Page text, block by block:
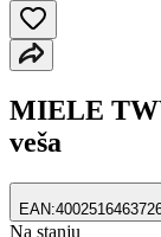
MIELE
veša
EAN:
Na stanju